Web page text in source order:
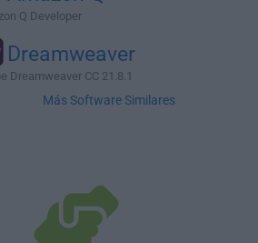
Q Developer
Dreamweaver
Dreamweaver CC 21.8.1
Más Software Similares